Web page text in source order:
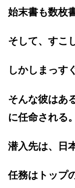
始末書も数枚
そして、すこ
しかしまっす
そんな彼はあ
に任命される。
潜入先は、日
任務はトップ